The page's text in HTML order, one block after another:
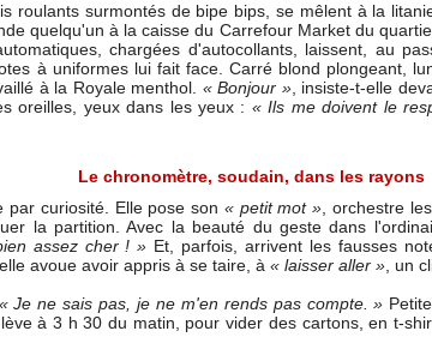
roulants surmontés de bipe bips, se mêlent à la
quelqu'un à la caisse du Carrefour Market du
chargées d'autocollants, laissent, au
à uniformes lui fait face. Carré blond plongeant,
à la Royale menthol. « Bonjour », insiste-t-elle
oreilles, yeux dans les yeux : « Ils me doivent le
Le chronomètre, soudain, dans les rayons
par curiosité. Elle pose son « petit mot » , orchestre
la partition. Avec la beauté du geste dans
assez cher ! » Et, parfois, arrivent les fausses
avoue avoir appris à se taire, à « laisser aller », un
« Je ne sais pas, je ne m'en rends pas compte. »
à 3 h 30 du matin, pour vider des cartons, en t-